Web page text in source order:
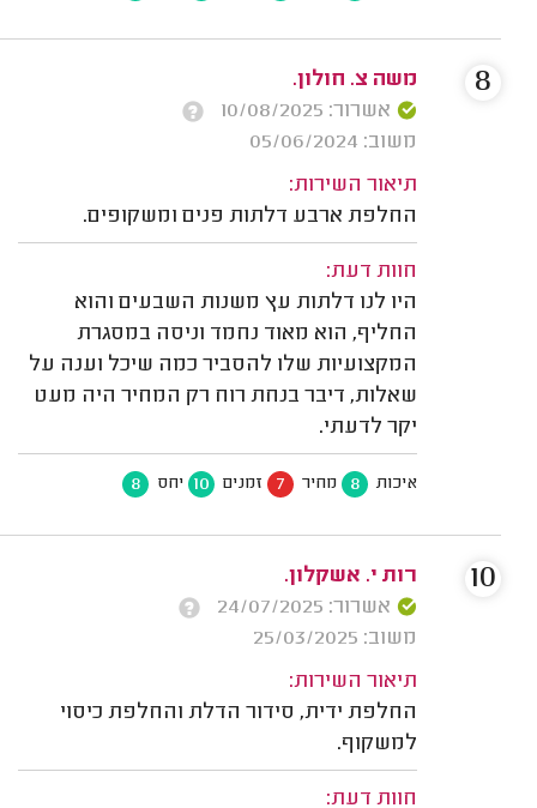
‫משה צ. חולון.
אשרור: 10/08/2025
משוב: 05/06/2024
תיאור השירות:
החלפת ארבע דלתות פנים ומשקופים.
חוות דעת:
היו לנו דלתות עץ משנות השבעים והוא
החליף, הוא מאוד נחמד וניסה במסגרת
המקצועיות שלו להסביר כמה שיכל וענה על
שאלות, דיבר בנחת רוח רק המחיר היה מעט
יקר לדעתי.
איכות 8 מחיר 7 זמנים 10 יחס 8
8
רות י. אשקלון.
אשרור: 24/07/2025
משוב: 25/03/2025
תיאור השירות:
החלפת ידית, סידור הדלת והחלפת כיסוי
למשקוף.
חוות דעת:
10